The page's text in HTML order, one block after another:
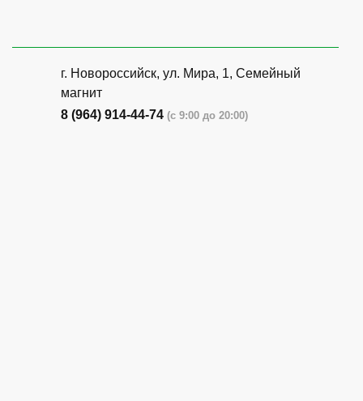
г. Новороссийск, ул. Мира, 1, Семейный
магнит
8 (964) 914-44-74 (с 9:00 до 20:00)